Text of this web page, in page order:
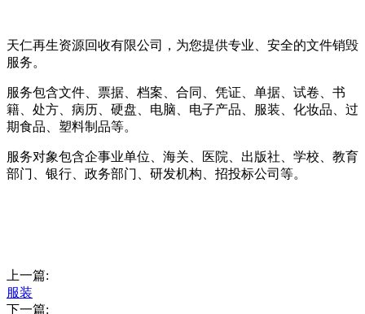
天仁再生资源回收有限公司，为您提供专业、安全的文件销毁
服务。
服务包含文件、票据、档案、合同、凭证、单据、试卷、书
籍、处方、病历、硬盘、电脑、电子产品、服装、化妆品、过
期食品、塑料制品等。
服务对象包含企事业单位、海关、医院、出版社、学校、教育
部门、银行、政务部门、研发机构、招投标公司等。
上一篇:
服装
下一篇: